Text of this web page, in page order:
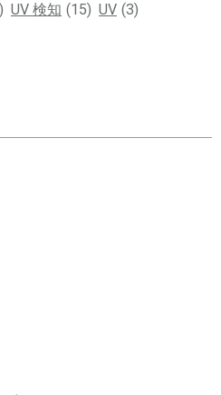
UV 検知 (15) UV (3)